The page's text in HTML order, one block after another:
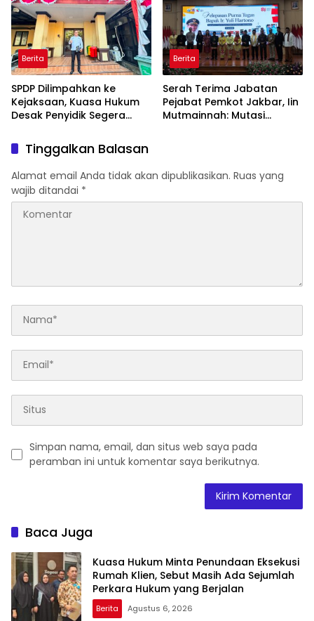
Warga Binaan
Berita
SPDP Dilimpahkan ke
Kejaksaan, Kuasa Hukum
Desak Penyidik Segera
Pengeroyokan
Berita
Serah Terima Jabatan
Pejabat Pemkot Jakbar, Iin
Mutmainnah: Mutasi
Tinggalkan Balasan
Alamat email Anda tidak akan dipublikasikan. Ruas yang
wajib ditandai *
Simpan nama, email, dan situs web saya pada
peramban ini untuk komentar saya berikutnya.
Baca Juga
Kuasa Hukum Minta Penundaan Eksekusi
Rumah Klien, Sebut Masih Ada Sejumlah
Perkara Hukum yang Berjalan
Berita Agustus 6, 2026